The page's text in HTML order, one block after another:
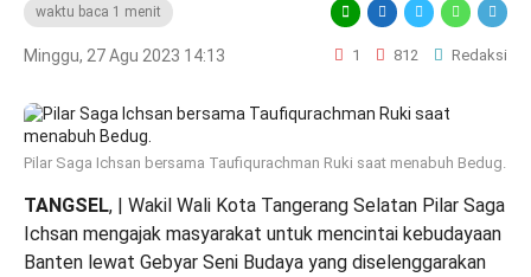
waktu baca 1 menit
Minggu, 27 Agu 2023 14:13 1 812 Redaksi
Pilar Saga Ichsan bersama Taufiqurachman Ruki saat menabuh Bedug.
TANGSEL, | Wakil Wali Kota Tangerang Selatan Pilar Saga
Ichsan mengajak masyarakat untuk mencintai kebudayaan
Banten lewat Gebyar Seni Budaya yang diselenggarakan